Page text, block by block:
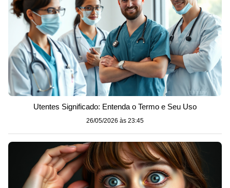
Utentes Significado: Entenda o Termo e Seu Uso
26/05/2026 às 23:45